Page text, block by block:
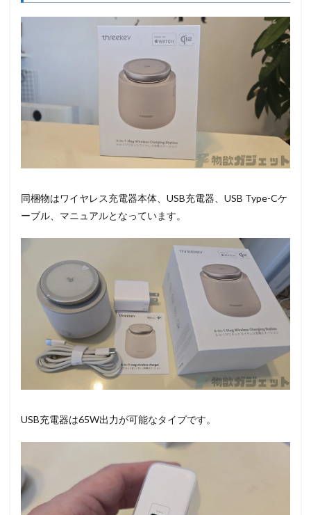
同梱物はワイヤレス充電器本体、USB充電器、USB Type-Cケ
ーブル、マニュアルとなっています。
USB充電器は65W出力が可能なタイプです。